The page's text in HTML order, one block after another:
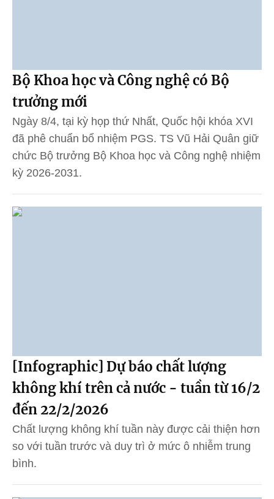
Bộ Khoa học và Công nghệ có Bộ
trưởng mới
Ngày 8/4, tại kỳ họp thứ Nhất, Quốc hội khóa XVI
đã phê chuẩn bổ nhiệm PGS. TS Vũ Hải Quân giữ
chức Bộ trưởng Bộ Khoa học và Công nghệ nhiệm
kỳ 2026-2031.
[Infographic] Dự báo chất lượng
không khí trên cả nước - tuần từ 16/2
đến 22/2/2026
Chất lượng không khí tuần này được cải thiện hơn
so với tuần trước và duy trì ở mức ô nhiễm trung
bình.